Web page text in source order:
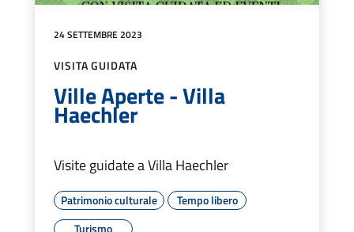
24 SETTEMBRE 2023
VISITA GUIDATA
Ville Aperte - Villa
Haechler
Visite guidate a Villa Haechler
Patrimonio culturale
Tempo libero
Turismo